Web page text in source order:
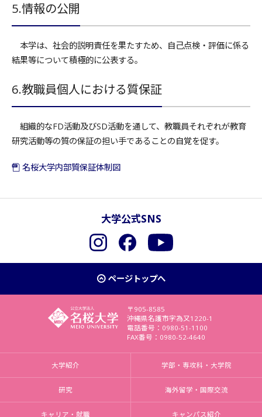
5.情報の公開
本学は、社会的説明責任を果たすため、自己点検・評価に係る
結果等について積極的に公表する。
6.教職員個人における質保証
組織的なFD活動及びSD活動を通して、教職員それぞれが教育
研究活動等の質の保証の担い手であることの自覚を促す。
名桜大学内部質保証体制図
大学公式SNS
InstagramFacebookYouTube
ページトップへ
〒905-8585
沖縄県名護市字為又1220-1
電話番号：0980-51-1100
FAX番号：0980-52-4640
大学紹介 学部・専攻科・大学院
研究 海外留学・国際交流
キャリア・就職 キャンパス紹介